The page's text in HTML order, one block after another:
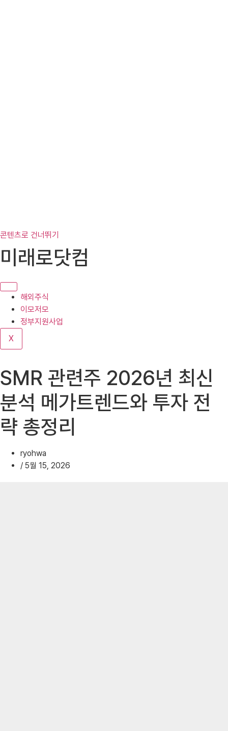
콘텐츠로 건너뛰기
미래로닷컴
해외주식
이모저모
정부지원사업
X
SMR 관련주 2026년 최신
분석 메가트렌드와 투자 전
략 총정리
ryohwa
/ 5월 15, 2026